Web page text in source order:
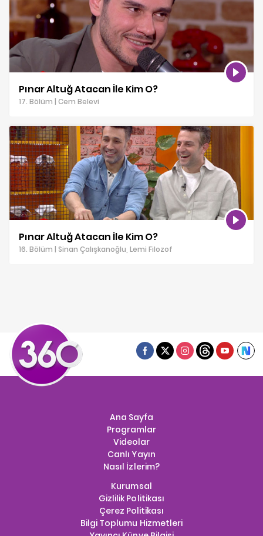
Pınar Altuğ Atacan İle Kim O?
17. Bölüm | Cem Belevi
Pınar Altuğ Atacan İle Kim O?
16. Bölüm | Sinan Çalışkanoğlu, Lemi Filozof
Ana Sayfa
Programlar
Videolar
Canlı Yayın
Nasıl İzlerim?
Kurumsal
Gizlilik Politikası
Çerez Politikası
Bilgi Toplumu Hizmetleri